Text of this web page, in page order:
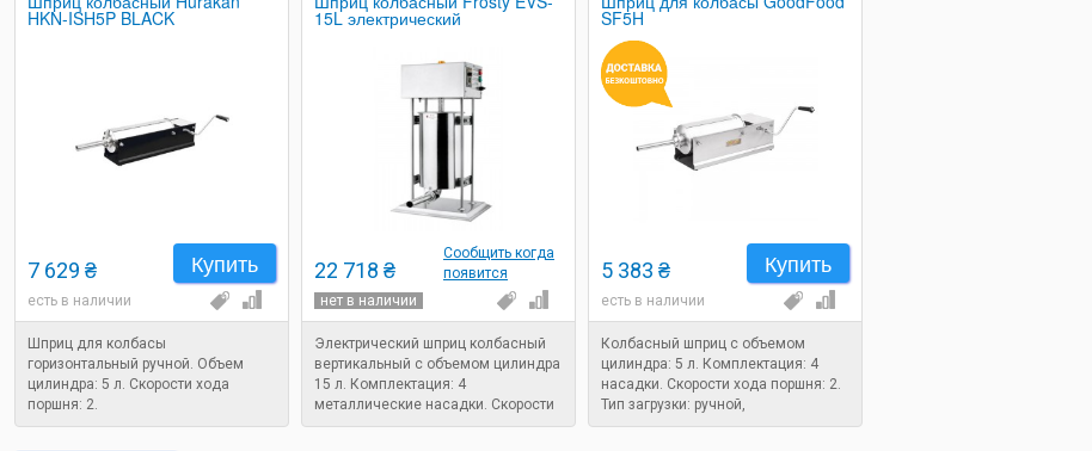
HKN-ISH5P BLACK
Купить
7 629 ₴
есть в наличии
Шприц для колбасы
горизонтальный ручной. Объем
цилиндра: 5 л. Скорости хода
поршня: 2.
15L электрический
Сообщить когда
появится
22 718 ₴
нет в наличии
Электрический шприц колбасный
вертикальный с объемом цилиндра
15 л. Комплектация: 4
металлические насадки. Скорости
хода поршня: вариатор.
SF5H
Купить
5 383 ₴
есть в наличии
Колбасный шприц с объемом
цилиндра: 5 л. Комплектация: 4
насадки. Скорости хода поршня: 2.
Тип загрузки: ручной,
горизонтальный.